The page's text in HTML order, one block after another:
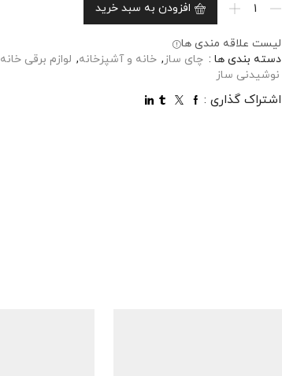
افزودن به سبد خرید
لیست علاقه مندی ها
دسته بندی ها : چای ساز, خانه و آشپزخانه, لوازم برقی خانه
نوشیدنی ساز
اشتراک گذاری :